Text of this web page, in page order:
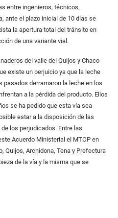
entre ingenieros, técnicos,
ante el plazo inicial de 10 días se
la apertura total del tránsito en
de una variante vial.
del valle del Quijos y Chaco
existe un perjuicio ya que la leche
pasados derramaron la leche en los
a la pérdida del producto. Ellos
se ha pedido que esta vía sea
estar a la disposición de las
los perjudicados. Entre las
Acuerdo Ministerial el MTOP en
Quijos, Archidona, Tena y Prefectura
de la vía y la misma que se